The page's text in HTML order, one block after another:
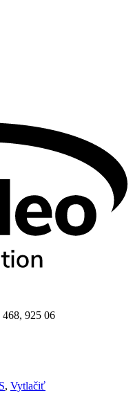
925 06
, Vytlačiť